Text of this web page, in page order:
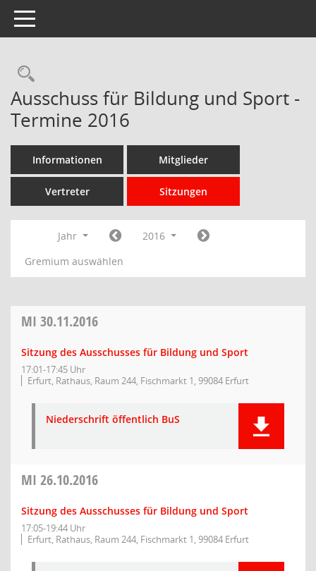
Toggle navigation
Rechercheauswahl
Ausschuss für Bildung und Sport -
Termine 2016
Informationen Mitglieder
Vertreter Sitzungen
Jahr
2016
Gremium auswählen
MI 30.11.2016
Sitzung des Ausschusses für Bildung und Sport
17:01-17:45 Uhr
Erfurt, Rathaus, Raum 244, Fischmarkt 1, 99084 Erfurt
Niederschrift öffentlich BuS
MI 26.10.2016
Sitzung des Ausschusses für Bildung und Sport
17:05-19:44 Uhr
Erfurt, Rathaus, Raum 244, Fischmarkt 1, 99084 Erfurt